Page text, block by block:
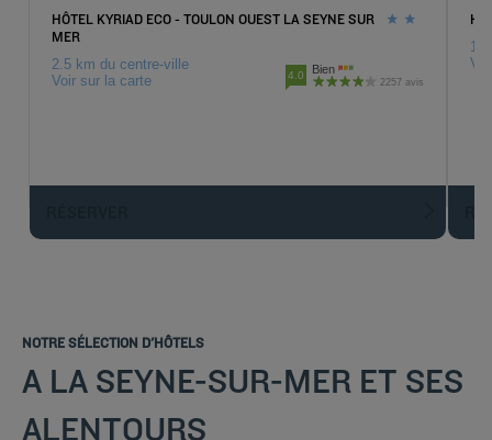
HÔTEL KYRIAD ECO - TOULON OUEST LA SEYNE SUR
MER
2.5 km du centre-ville
Voir sur la carte
4.0 Bien
2257 avis
NOTRE SÉLECTION D'HÔTELS
A LA SEYNE-SUR-MER ET SES
ALENTOURS